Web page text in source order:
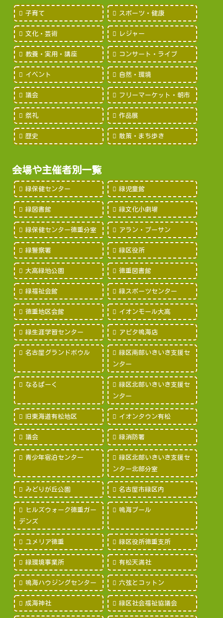
子育て スポーツ・健康
文化・芸術 レジャー
教養・実用・講座 コンサート・ライブ
イベント 自然・環境
議会 フリーマーケット・朝市
祭礼 作品展
歴史 散策・まち歩き
会場や主催者別一覧
緑保健センター 緑児童館
緑図書館 緑文化小劇場
緑保健センター徳重分室 アラン・プーサン
緑警察署 緑区役所
大高緑地公園 徳重図書館
緑福祉会館 緑スポーツセンター
徳重地区会館 イオンモール大高
緑生涯学習センター アピタ鳴海店
名古屋グランドボウル
緑区南部いきいき支援セ
ンター
なるぱーく
緑区北部いきいき支援セ
ンター
旧東海道有松地区 イオンタウン有松
議会 緑消防署
青少年宿泊センター
緑区北部いきいき支援セ
ンター北部分室
みどりが丘公園 名古屋市緑区内
ヒルズウォーク徳重ガー
デンズ
鳴海プール
ユメリア徳重 緑区役所徳重支所
緑環境事業所 有松天満社
鳴海ハウジングセンター 六弦とコットン
成海神社 緑区社会福祉協議会